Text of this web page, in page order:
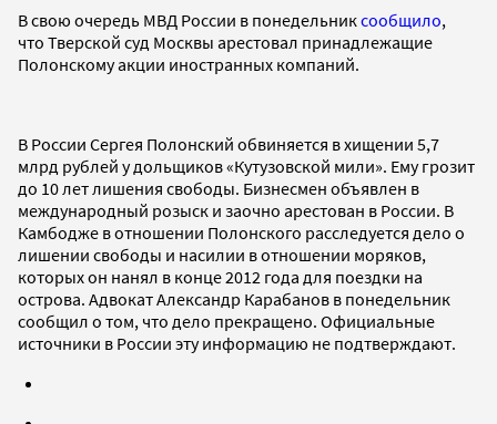
В свою очередь МВД России в понедельниксообщило,
что Тверской суд Москвы арестовал принадлежащие
Полонскому акции иностранных компаний.
В России Сергея Полонский обвиняется в хищении 5,7
млрд рублей у дольщиков «Кутузовской мили». Ему грозит
до 10 лет лишения свободы. Бизнесмен объявлен в
международный розыск и заочно арестован в России. В
Камбодже в отношении Полонского расследуется дело о
лишении свободы и насилии в отношении моряков,
которых он нанял в конце 2012 года для поездки на
острова. Адвокат Александр Карабанов в понедельник
сообщил о том, что дело прекращено. Официальные
источники в России эту информацию не подтверждают.